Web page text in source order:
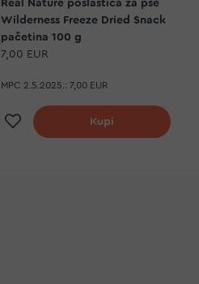
Real Nature poslastica za pse
Wilderness Freeze Dried Snack
pačetina 100 g
7,00 EUR
MPC 2.5.2025.: 7,00 EUR
Dodaj na listu želja
Kupi